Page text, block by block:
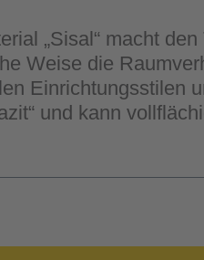
„Sisal“ macht
Weise die
Einrichtungsstilen
und kann